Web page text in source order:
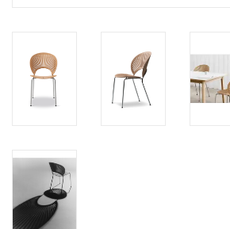
Gift cards
STORIES 故事